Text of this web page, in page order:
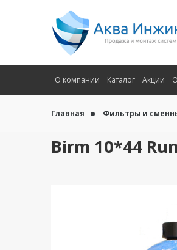
О компании Каталог Акции
Главная Фильтры и
Birm 10*44